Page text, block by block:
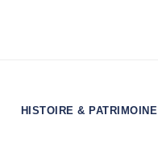
HISTOIRE & PATRIMOINE